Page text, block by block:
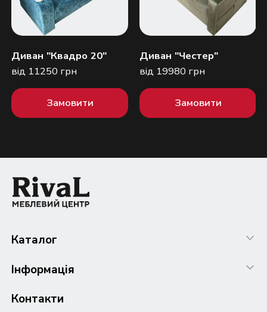
Диван "Квадро 20"
від 11250 грн
Замовити
Диван "Честер"
від 19980 грн
Замовити
Каталог
Інформація
Контакти